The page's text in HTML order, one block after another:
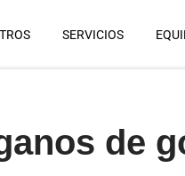
SERVICIOS
de